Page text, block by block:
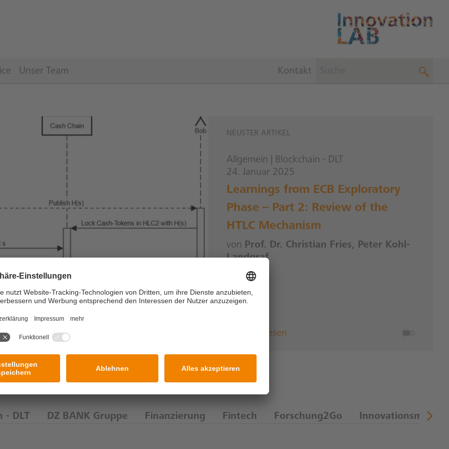
Unser Team Kontakt
NEUSTER ARTIKEL
Allgemein
Blockchain - DLT
24. Januar 2025
Learnings from ECB Exploratory
Phase – Part 2: Review of the
HTLC Mechanism
von Prof. Dr. Christian Fries, Peter Kohl-
Landgraf
Weiterlesen
- DLT DZ BANK Gruppe Finanzierung Fintech Forschung2Go